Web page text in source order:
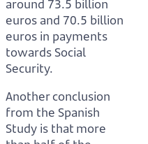
around 73.5 billion
euros and 70.5 billion
euros in payments
towards Social
Security.
Another conclusion
from the Spanish
Study is that more